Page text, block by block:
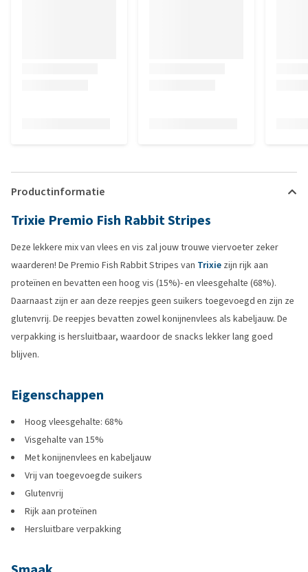
Productinformatie
Trixie Premio Fish Rabbit Stripes
Deze lekkere mix van vlees en vis zal jouw trouwe viervoeter zeker
waarderen! De Premio Fish Rabbit Stripes van Trixie zijn rijk aan
proteïnen en bevatten een hoog vis (15%)- en vleesgehalte (68%).
Daarnaast zijn er aan deze reepjes geen suikers toegevoegd en zijn ze
glutenvrij. De reepjes bevatten zowel konijnenvlees als kabeljauw. De
verpakking is hersluitbaar, waardoor de snacks lekker lang goed
blijven.
Eigenschappen
Hoog vleesgehalte: 68%
Visgehalte van 15%
Met konijnenvlees en kabeljauw
Vrij van toegevoegde suikers
Glutenvrij
Rijk aan proteïnen
Hersluitbare verpakking